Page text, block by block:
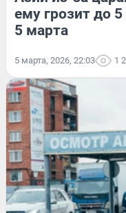
ему грозит до
5 марта
5 марта, 2026, 22:03 1